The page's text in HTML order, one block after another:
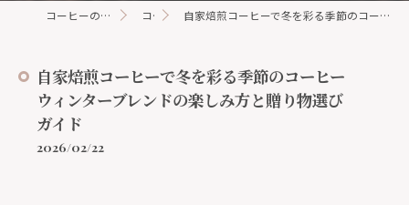
コーヒーの通販ならhanacoffee コラム 自家焙煎コーヒーで冬を彩る季節のコーヒーウィンターブレンドの楽しみ方と贈り物選びガイド
自家焙煎コーヒーで冬を彩る季節のコーヒー
ウィンターブレンドの楽しみ方と贈り物選び
ガイド
2026/02/22